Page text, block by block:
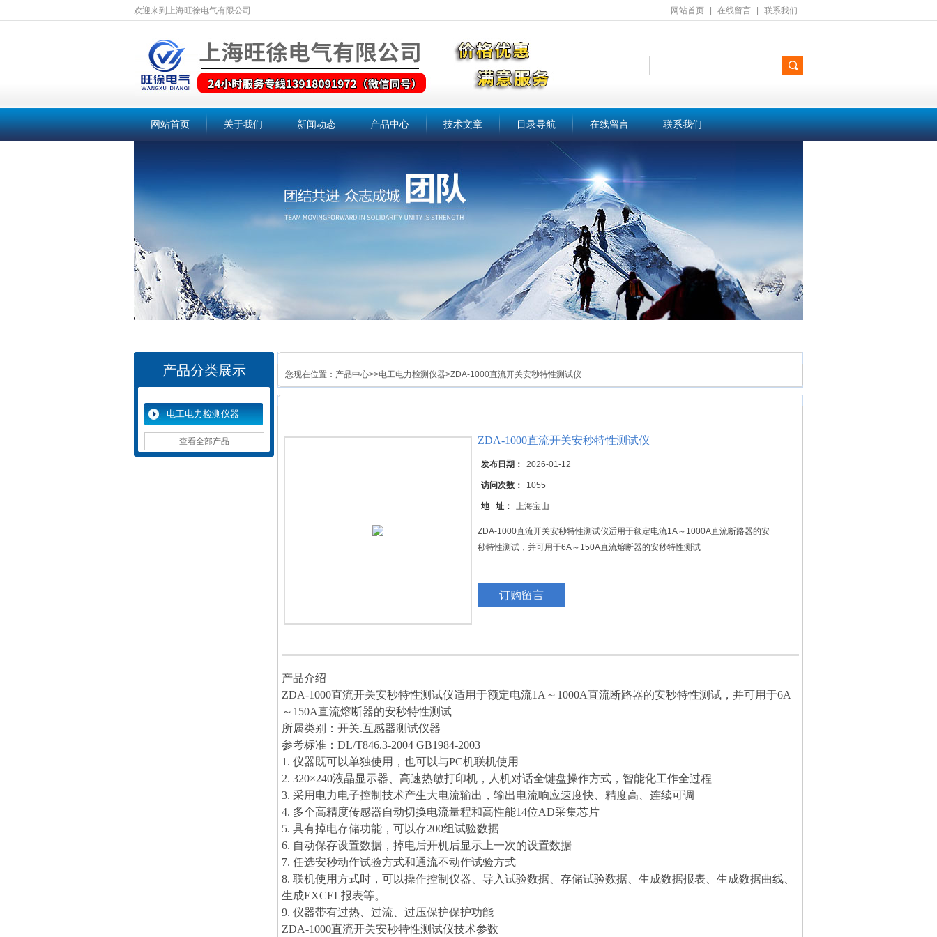
网站首页 在线留言 联系我们
欢迎来到上海旺徐电气有限公司
网站首页 关于我们 新闻动态 产品中心 技术文章 目录导航 在线留言 联系我们
产品分类展示
电工电力检测仪器
查看全部产品
您现在位置： 产品中心>>电工电力检测仪器>ZDA-1000直流开关安秒特性测试仪
ZDA-1000直流开关安秒特性测试仪
发布日期： 2026-01-12
访问次数： 1055
地 址： 上海宝山
ZDA-1000直流开关安秒特性测试仪适用于额定电流1A～1000A直流断路器的安
秒特性测试，并可用于6A～150A直流熔断器的安秒特性测试
订购留言
产品介绍
ZDA-1000直流开关安秒特性测试仪适用于额定电流1A～1000A直流断路器的安秒特性测试，并可用于6A
～150A直流熔断器的安秒特性测试
所属类别：开关.互感器测试仪器
参考标准：DL/T846.3-2004 GB1984-2003
1. 仪器既可以单独使用，也可以与PC机联机使用
2. 320×240液晶显示器、高速热敏打印机，人机对话全键盘操作方式，智能化工作全过程
3. 采用电力电子控制技术产生大电流输出，输出电流响应速度快、精度高、连续可调
4. 多个高精度传感器自动切换电流量程和高性能14位AD采集芯片
5. 具有掉电存储功能，可以存200组试验数据
6. 自动保存设置数据，掉电后开机后显示上一次的设置数据
7. 任选安秒动作试验方式和通流不动作试验方式
8. 联机使用方式时，可以操作控制仪器、导入试验数据、存储试验数据、生成数据报表、生成数据曲线、
生成EXCEL报表等。
9. 仪器带有过热、过流、过压保护保护功能
ZDA-1000直流开关安秒特性测试仪技术参数